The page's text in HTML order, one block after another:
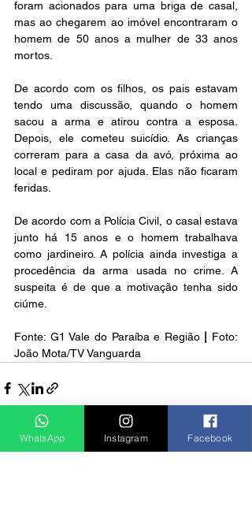
foram acionados para uma briga de casal,
mas ao chegarem ao imóvel encontraram o
homem de 50 anos a mulher de 33 anos
mortos.
De acordo com os filhos, os pais estavam
tendo uma discussão, quando o homem
sacou a arma e atirou contra a esposa.
Depois, ele cometeu suicídio. As crianças
correram para a casa da avó, próxima ao
local e pediram por ajuda. Elas não ficaram
feridas.
De acordo com a Polícia Civil, o casal estava
junto há 15 anos e o homem trabalhava
como jardineiro. A polícia ainda investiga a
procedência da arma usada no crime. A
suspeita é de que a motivação tenha sido
ciúme.
Fonte: G1 Vale do Paraíba e Região
Foto:
João Mota/TV Vanguarda
Posts recentes
WhatsApp Instagram Facebook